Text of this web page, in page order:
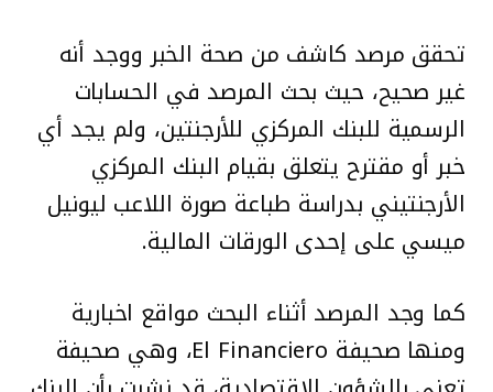
تحقق مرصد كاشف من صحة الخبر ووجد أنه
غير صحيح، حيث بحث المرصد في الحسابات
الرسمية للبنك المركزي للأرجنتين، ولم يجد أي
خبر أو مقترح يتعلق بقيام البنك المركزي
الأرجنتيني بدراسة طباعة صورة اللاعب ليونيل
ميسي على إحدى الورقات المالية.
كما وجد المرصد أثناء البحث مواقع اخبارية
ومنها صحيفة El Financiero، وهي صحيفة